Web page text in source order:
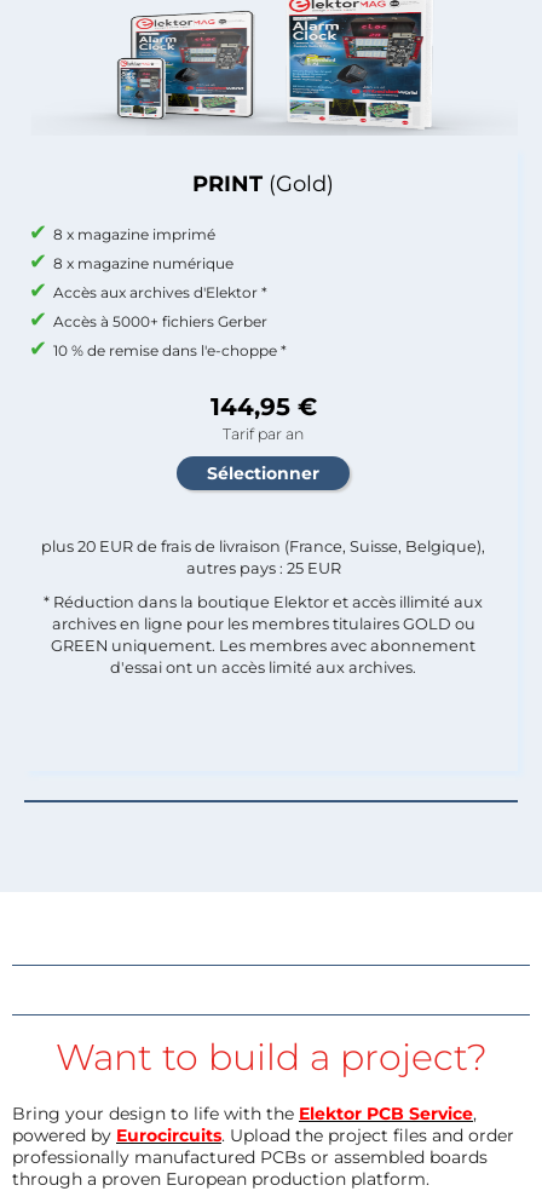
PRINT (Gold)
8 x magazine imprimé
8 x magazine numérique
Accès aux archives d'Elektor *
Accès à 5000+ fichiers Gerber
10 % de remise dans l'e-choppe *
144,95 €
Tarif par an
plus 20 EUR de frais de livraison (France, Suisse, Belgique),
autres pays : 25 EUR
* Réduction dans la boutique Elektor et accès illimité aux
archives en ligne pour les membres titulaires GOLD ou
GREEN uniquement. Les membres avec abonnement
d'essai ont un accès limité aux archives.
Want to build a project?
Bring your design to life with the Elektor PCB Service,
powered by Eurocircuits. Upload the project files and order
professionally manufactured PCBs or assembled boards
through a proven European production platform.